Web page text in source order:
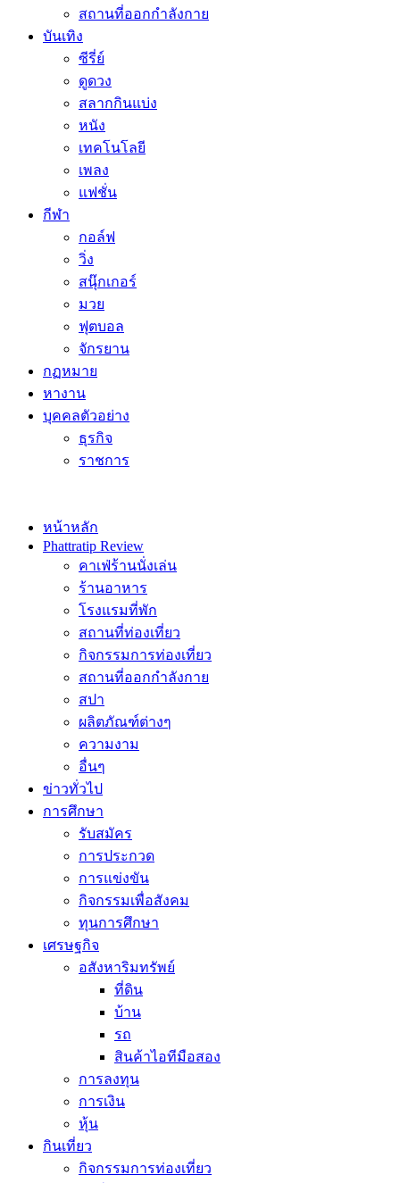
สถานที่ออกกำลังกาย
บันเทิง
ซีรี่ย์
ดูดวง
สลากกินแบ่ง
หนัง
เทคโนโลยี
เพลง
แฟชั่น
กีฬา
กอล์ฟ
วิ่ง
สนุ๊กเกอร์
มวย
ฟุตบอล
จักรยาน
กฏหมาย
หางาน
บุคคลตัวอย่าง
ธุรกิจ
ราชการ
หน้าหลัก
Phattratip Review
คาเฟ่ร้านนั่งเล่น
ร้านอาหาร
โรงแรมที่พัก
สถานที่ท่องเที่ยว
กิจกรรมการท่องเที่ยว
สถานที่ออกกำลังกาย
สปา
ผลิตภัณฑ์ต่างๆ
ความงาม
อื่นๆ
ข่าวทั่วไป
การศึกษา
รับสมัคร
การประกวด
การแข่งขัน
กิจกรรมเพื่อสังคม
ทุนการศึกษา
เศรษฐกิจ
อสังหาริมทรัพย์
ที่ดิน
บ้าน
รถ
สินค้าไอทีมือสอง
การลงทุน
การเงิน
หุ้น
กินเที่ยว
กิจกรรมการท่องเที่ยว